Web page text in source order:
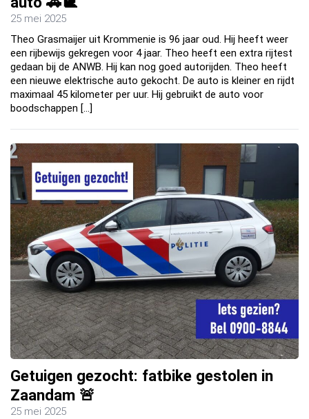
25 mei 2025
Theo Grasmaijer uit Krommenie is 96 jaar oud. Hij heeft weer
een rijbewijs gekregen voor 4 jaar. Theo heeft een extra rijtest
gedaan bij de ANWB. Hij kan nog goed autorijden. Theo heeft
een nieuwe elektrische auto gekocht. De auto is kleiner en rijdt
maximaal 45 kilometer per uur. Hij gebruikt de auto voor
boodschappen […]
Getuigen gezocht: fatbike gestolen in
Zaandam 🚨
25 mei 2025